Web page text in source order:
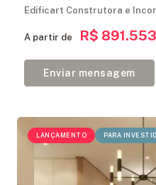
Edificart Construtora e
A partir de R$ 891.553
Enviar mensagem
LANÇAMENTO PARA